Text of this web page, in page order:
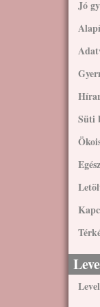
Jó
Süti